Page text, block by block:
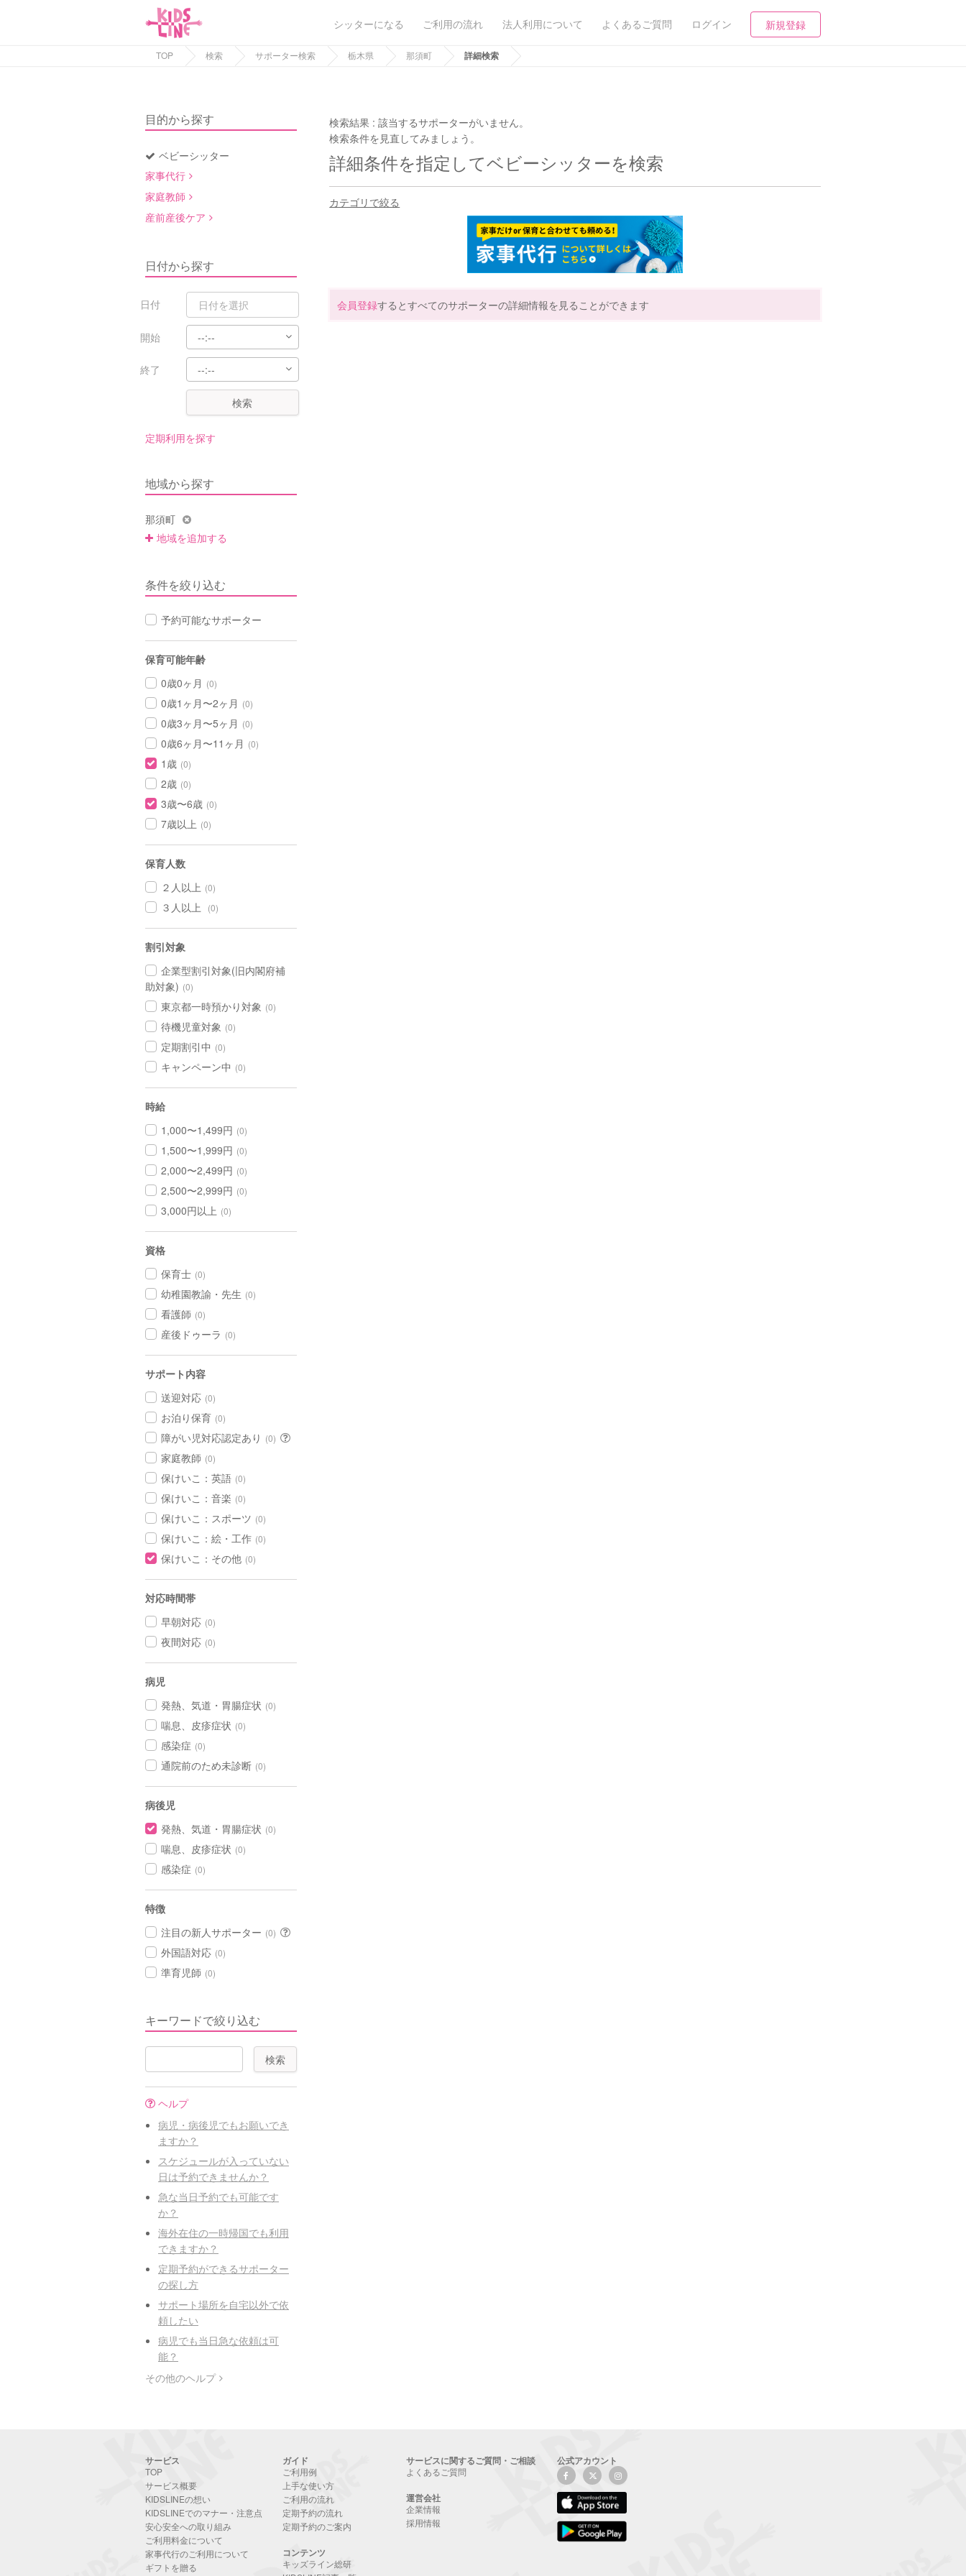
シッターになる ご利用の流れ 法人利用について よくあるご質問 ログイン 新規登録
TOP 検索 サポーター検索 栃木県 那須町 詳細検索
目的から探す
ベビーシッター
家事代行
家庭教師
産前産後ケア
日付から探す
日付
開始
終了
検索
定期利用を探す
地域から探す
那須町
地域を追加する
条件を絞り込む
予約可能なサポーター
保育可能年齢
0歳0ヶ月 (0)
0歳1ヶ月〜2ヶ月 (0)
0歳3ヶ月〜5ヶ月 (0)
0歳6ヶ月〜11ヶ月 (0)
1歳 (0)
2歳 (0)
3歳〜6歳 (0)
7歳以上 (0)
保育人数
２人以上 (0)
３人以上 (0)
割引対象
企業型割引対象(旧内閣府補
助対象) (0)
東京都一時預かり対象 (0)
待機児童対象 (0)
定期割引中 (0)
キャンペーン中 (0)
時給
1,000〜1,499円 (0)
1,500〜1,999円 (0)
2,000〜2,499円 (0)
2,500〜2,999円 (0)
3,000円以上 (0)
資格
保育士 (0)
幼稚園教諭・先生 (0)
看護師 (0)
産後ドゥーラ (0)
サポート内容
送迎対応 (0)
お泊り保育 (0)
障がい児対応認定あり (0)
家庭教師 (0)
保けいこ：英語 (0)
保けいこ：音楽 (0)
保けいこ：スポーツ (0)
保けいこ：絵・工作 (0)
保けいこ：その他 (0)
対応時間帯
早朝対応 (0)
夜間対応 (0)
病児
発熱、気道・胃腸症状 (0)
喘息、皮疹症状 (0)
感染症 (0)
通院前のため未診断 (0)
病後児
発熱、気道・胃腸症状 (0)
喘息、皮疹症状 (0)
感染症 (0)
特徴
注目の新人サポーター (0)
外国語対応 (0)
準育児師 (0)
キーワードで絞り込む
ヘルプ
病児・病後児でもお願いでき
ますか？
スケジュールが入っていない
日は予約できませんか？
急な当日予約でも可能です
か？
海外在住の一時帰国でも利用
できますか？
定期予約ができるサポーター
の探し方
サポート場所を自宅以外で依
頼したい
病児でも当日急な依頼は可
能？
その他のヘルプ
検索結果 :該当するサポーターがいません。
検索条件を見直してみましょう。
詳細条件を指定してベビーシッターを検索
カテゴリで絞る
会員登録するとすべてのサポーターの詳細情報を見ることができます
サービス
TOP
サービス概要
KIDSLINEの想い
KIDSLINEでのマナー・注意点
安心安全への取り組み
ご利用料金について
家事代行のご利用について
ギフトを贈る
ガイド
ご利用例
上手な使い方
ご利用の流れ
定期予約の流れ
定期予約のご案内
コンテンツ
キッズライン総研
サービスに関するご質問・ご相談
よくあるご質問
運営会社
企業情報
採用情報
公式アカウント